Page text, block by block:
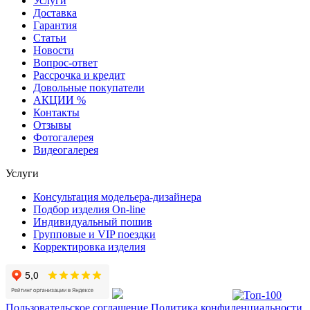
Доставка
Гарантия
Статьи
Новости
Вопрос-ответ
Рассрочка и кредит
Довольные покупатели
АКЦИИ %
Контакты
Отзывы
Фотогалерея
Видеогалерея
Услуги
Консультация модельера-дизайнера
Подбор изделия On-line
Индивидуальный пошив
Групповые и VIP поездки
Корректировка изделия
Пользовательское соглашение Политика конфиденциальности